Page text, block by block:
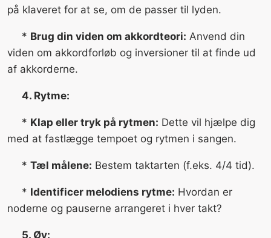
på klaveret for at se, om de passer til lyden.
* Brug din viden om akkordteori: Anvend din
viden om akkordforløb og inversioner til at finde ud
af akkorderne.
4. Rytme:
* Klap eller tryk på rytmen: Dette vil hjælpe dig
med at fastlægge tempoet og rytmen i sangen.
* Tæl målene: Bestem taktarten (f.eks. 4/4 tid).
* Identificer melodiens rytme: Hvordan er
noderne og pauserne arrangeret i hver takt?
5. Øv: